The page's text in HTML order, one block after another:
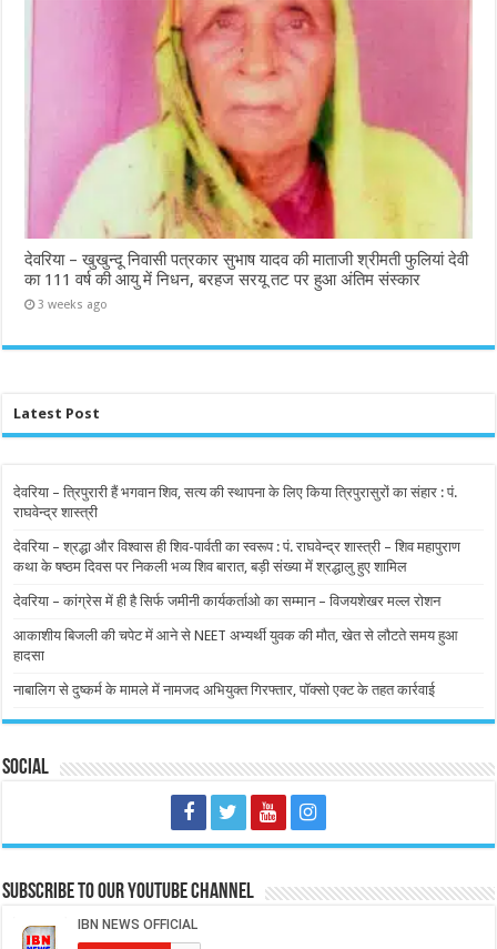
देवरिया – खुखुन्दू निवासी पत्रकार सुभाष यादव की माताजी श्रीमती फुलियां देवी
का 111 वर्ष की आयु में निधन, बरहज सरयू तट पर हुआ अंतिम संस्कार
3 weeks ago
Latest Post
देवरिया – त्रिपुरारी हैं भगवान शिव, सत्य की स्थापना के लिए किया त्रिपुरासुरों का संहार : पं.
राघवेन्द्र शास्त्री
देवरिया – श्रद्धा और विश्वास ही शिव-पार्वती का स्वरूप : पं. राघवेन्द्र शास्त्री – शिव महापुराण
कथा के षष्ठम दिवस पर निकली भव्य शिव बारात, बड़ी संख्या में श्रद्धालु हुए शामिल
देवरिया – कांग्रेस में ही है सिर्फ जमीनी कार्यकर्ताओ का सम्मान – विजयशेखर मल्ल रोशन
आकाशीय बिजली की चपेट में आने से NEET अभ्यर्थी युवक की मौत, खेत से लौटते समय हुआ
हादसा
नाबालिग से दुष्कर्म के मामले में नामजद अभियुक्त गिरफ्तार, पॉक्सो एक्ट के तहत कार्रवाई
Social
Subscribe to our Youtube Channel